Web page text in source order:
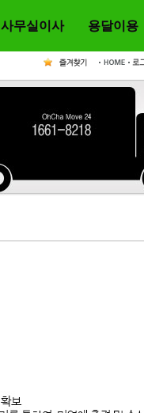
사무실이사 용달이용